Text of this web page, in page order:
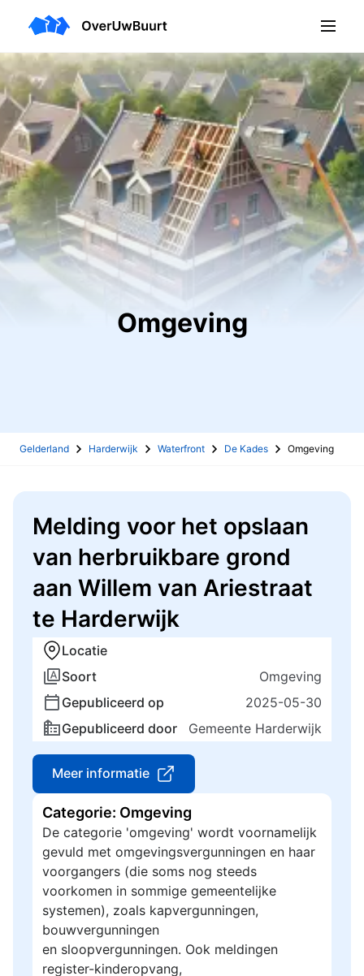
Omgeving
Gelderland Harderwijk Waterfront De Kades Omgeving
Melding voor het opslaan
van herbruikbare grond
aan Willem van Ariestraat
te Harderwijk
Locatie
Soort
Omgeving
Gepubliceerd op
2025-05-30
Gepubliceerd door
Gemeente Harderwijk
Meer informatie
Categorie: Omgeving
De categorie 'omgeving' wordt voornamelijk
gevuld met omgevingsvergunningen en haar
voorgangers (die soms nog steeds
voorkomen in sommige gemeentelijke
systemen), zoals kapvergunningen,
bouwvergunningen
en sloopvergunningen. Ook meldingen
register-kinderopvang,